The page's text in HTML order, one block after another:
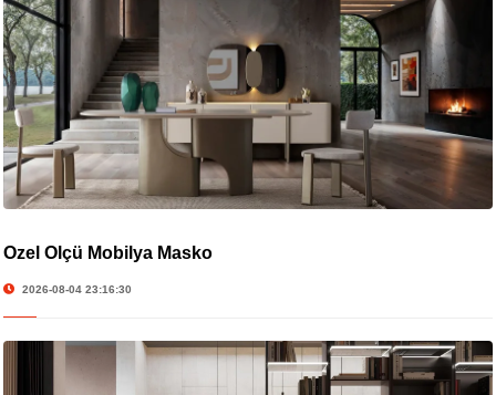
Özel Ölçü Mobilya Masko
2026-08-04 23:16:30